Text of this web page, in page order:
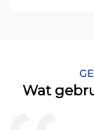
Wat